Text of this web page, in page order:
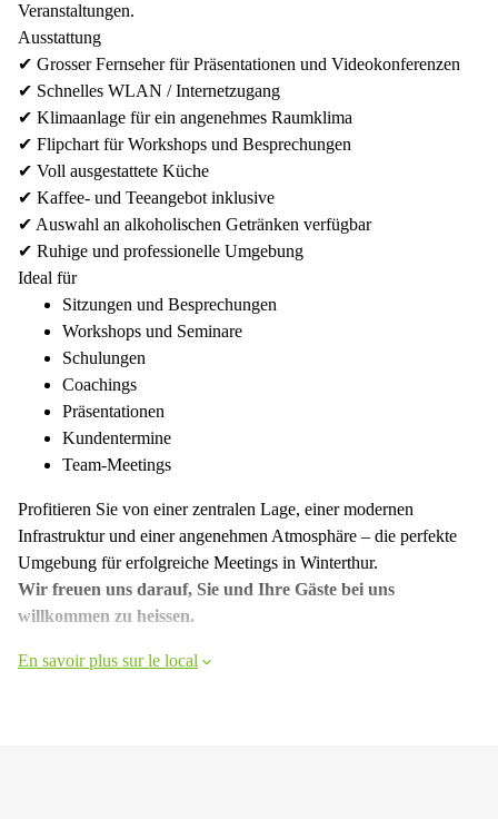
Veranstaltungen.
Ausstattung
✔ Grosser Fernseher für Präsentationen und Videokonferenzen
✔ Schnelles WLAN / Internetzugang
✔ Klimaanlage für ein angenehmes Raumklima
✔ Flipchart für Workshops und Besprechungen
✔ Voll ausgestattete Küche
✔ Kaffee- und Teeangebot inklusive
✔ Auswahl an alkoholischen Getränken verfügbar
✔ Ruhige und professionelle Umgebung
Ideal für
Sitzungen und Besprechungen
Workshops und Seminare
Schulungen
Coachings
Präsentationen
Kundentermine
Team-Meetings
Profitieren Sie von einer zentralen Lage, einer modernen
Infrastruktur und einer angenehmen Atmosphäre – die perfekte
Umgebung für erfolgreiche Meetings in Winterthur.
Wir freuen uns darauf, Sie und Ihre Gäste bei uns
willkommen zu heissen.
En savoir plus sur le local